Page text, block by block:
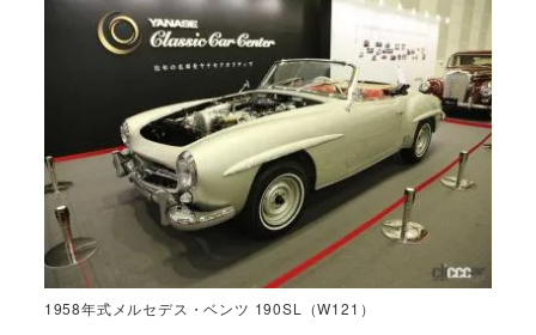
1958年式メルセデス・ベンツ 190SL（W121）